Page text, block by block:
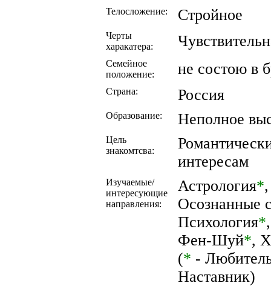
Телосложение: Стройное
Черты
харакатера:
Семейное
положение:
не состою в
Страна: Россия
Образование: Неполное
Цель
знакомтсва:
интересам
Изучаемые/
интересующие
направления:
Астрология*
Осознанные
Психология*
Фен-Шуй*,
(* -
Наставник)